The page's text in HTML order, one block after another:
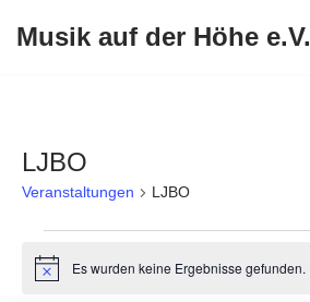
Musik auf der Höhe e.V.
LJBO
Veranstaltungen LJBO
HinweisEs wurden keine Ergebnisse gefunden.